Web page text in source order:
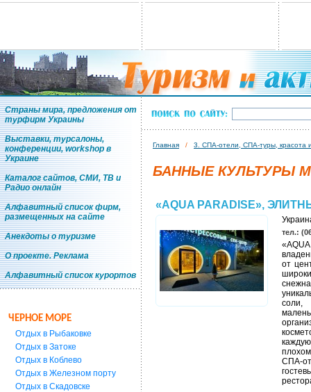
Страны мира, предложения от
турфирм Украины
Выставки, турсалоны,
конференции, workshop в
Украине
Каталог сайтов, СМИ, ТВ и
Радио онлайн
Алфавитный список фирм,
размещенных на сайте
Анекдоты о туризме
О проекте. Реклама
Алфавитный список курортов
ЧЕРНОЕ МОРЕ
Отдых в Рыбаковке
Отдых в Затоке
Отдых в Коблево
Отдых в Железном порту
Отдых в Скадовске
Главная / 3. СПА-отели, СПА-туры, красота
БАННЫЕ КУЛЬТУРЫ
«AQUA PARADISE»,
тел.:
от
соли,
СПА-